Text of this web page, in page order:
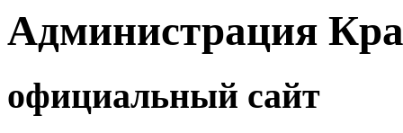
Администрация
официальный сайт